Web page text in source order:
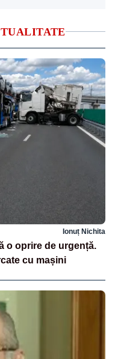
Ionuț Nichita
o oprire de urgență.
cu mașini